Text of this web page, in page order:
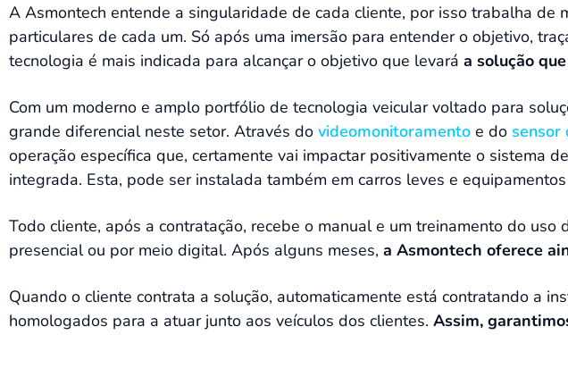
A Asmontech entende a singularidade de cada cliente, por isso trabalha de
particulares de cada um. Só após uma imersão para entender o objetivo,
tecnologia é mais indicada para alcançar o objetivo que levará a solução
Com um moderno e amplo portfólio de tecnologia veicular voltado para
grande diferencial neste setor. Através do videomonitoramento e do sensor
operação específica que, certamente vai impactar positivamente o sistema
integrada. Esta, pode ser instalada também em carros leves e
Todo cliente, após a contratação, recebe o manual e um treinamento do
presencial ou por meio digital. Após alguns meses, a Asmontech oferece
Quando o cliente contrata a solução, automaticamente está contratando a
homologados para a atuar junto aos veículos dos clientes. Assim,